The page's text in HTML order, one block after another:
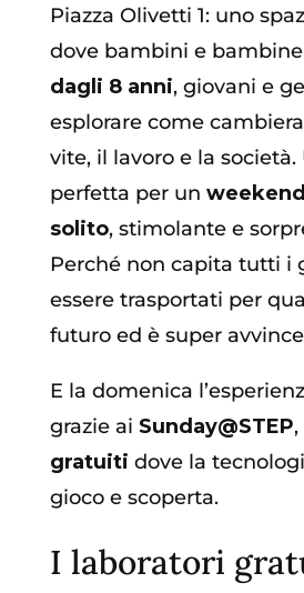
Piazza Olivetti 1: uno
dove bambini e bambine
dagli 8 anni, giovani e
esplorare come
vite, il lavoro e la società.
perfetta per un
solito, stimolante e
Perché non capita tutti i
essere trasportati per
futuro ed è super
E la domenica
grazie ai Sunday@STEP,
gratuiti dove la
gioco e scoperta.
I laboratori